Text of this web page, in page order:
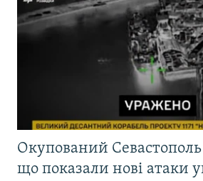
Окупований
що показали нові атаки